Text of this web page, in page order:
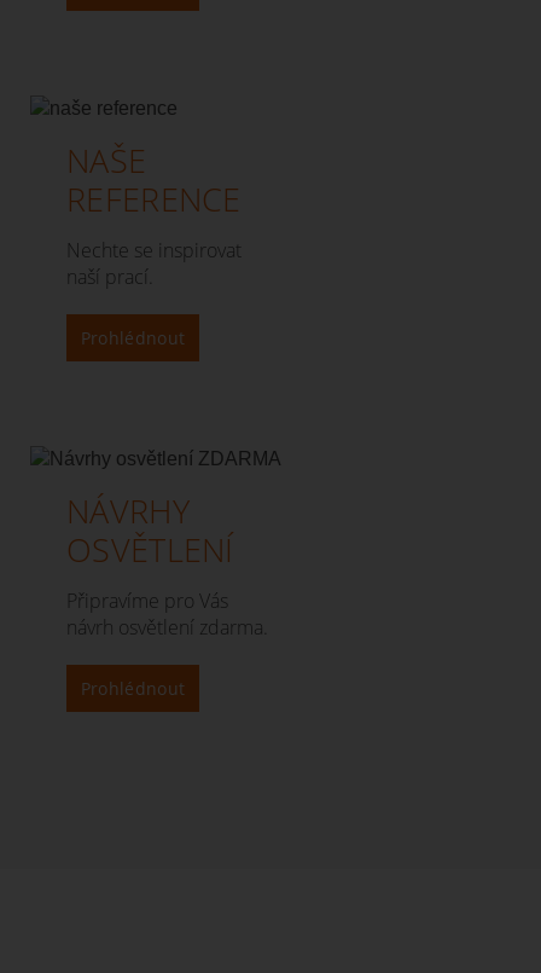
NAŠE
REFERENCE
Nechte se inspirovat
naší prací.
Prohlédnout
NÁVRHY
OSVĚTLENÍ
Připravíme pro Vás
návrh osvětlení zdarma.
Prohlédnout